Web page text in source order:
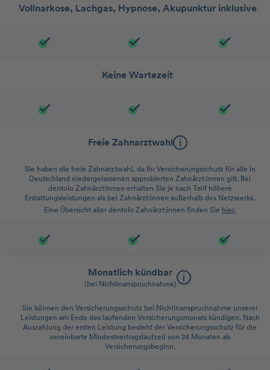
Vollnarkose, Lachgas, Hypnose, Akupunktur inklusive
Keine Wartezeit
Freie Zahnarztwahl
Sie haben die freie Zahnarztwahl, da Ihr Versicherungsschutz für alle in
Deutschland niedergelassenen approbierten Zahnärzt:innen gilt. Bei
dentolo Zahnärzt:innen erhalten Sie je nach Tarif höhere
Erstattungsleistungen als bei Zahnärzt:innen außerhalb des Netzwerks.
Eine Übersicht aller dentolo Zahnärzt:innen finden Sie hier.
Monatlich kündbar
(bei Nichtinanspruchnahme)
Sie können den Versicherungsschutz bei Nichtinanspruchnahme unserer
Leistungen am Ende des laufenden Versicherungsmonats kündigen. Nach
Auszahlung der ersten Leistung besteht der Versicherungsschutz für die
vereinbarte Mindestvertragslaufzeit von 24 Monaten ab
Versicherungsbeginn.